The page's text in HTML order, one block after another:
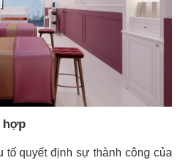
hợp
tố quyết định sự thành công của